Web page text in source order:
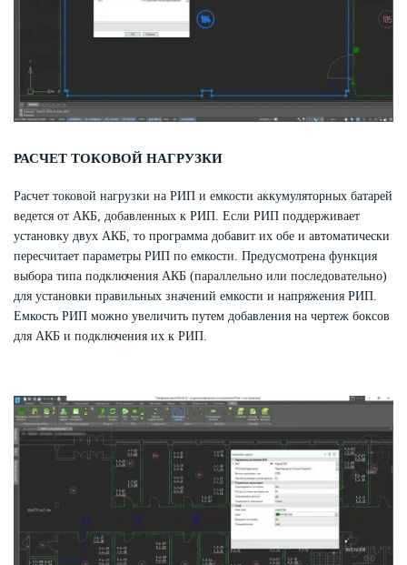
РАСЧЕТ ТОКОВОЙ НАГРУЗКИ
Расчет токовой нагрузки на РИП и емкости аккумуляторных батарей
ведется от АКБ, добавленных к РИП. Если РИП поддерживает
установку двух АКБ, то программа добавит их обе и автоматически
пересчитает параметры РИП по емкости. Предусмотрена функция
выбора типа подключения АКБ (параллельно или последовательно)
для установки правильных значений емкости и напряжения РИП.
Емкость РИП можно увеличить путем добавления на чертеж боксов
для АКБ и подключения их к РИП.